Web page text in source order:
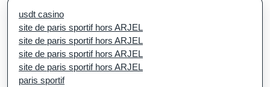
usdt casino
site de paris sportif hors ARJEL
site de paris sportif hors ARJEL
site de paris sportif hors ARJEL
site de paris sportif hors ARJEL
paris sportif